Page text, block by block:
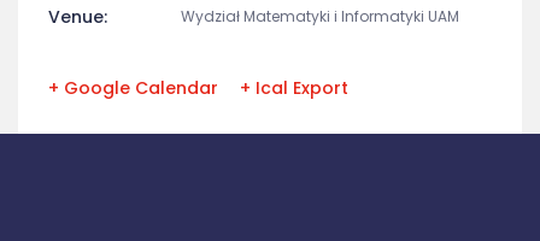
Venue: Wydział Matematyki i Informatyki UAM
+ Google Calendar + Ical Export